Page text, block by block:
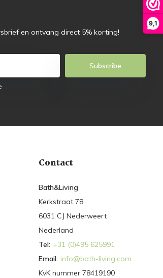
9,1
en ontvang direct 5% korting!
Subscribe
Contact
Bath&Living
Kerkstraat 78
6031 CJ Nederweert
Nederland
Tel: +31 (0)495 625991
Email: info@bath-living.com
KvK nummer 78419190